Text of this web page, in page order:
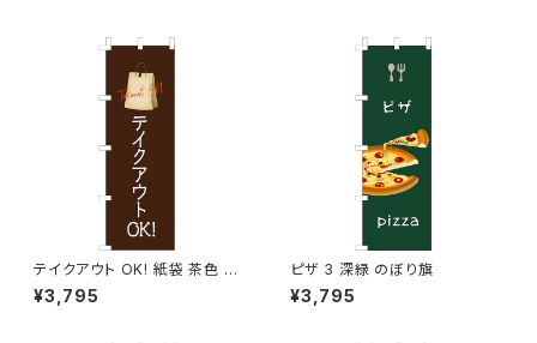
テイクアウト OK! 紙袋 茶色 の
ぼり旗
¥3,795
ピザ 3 深緑 のぼり旗
¥3,795